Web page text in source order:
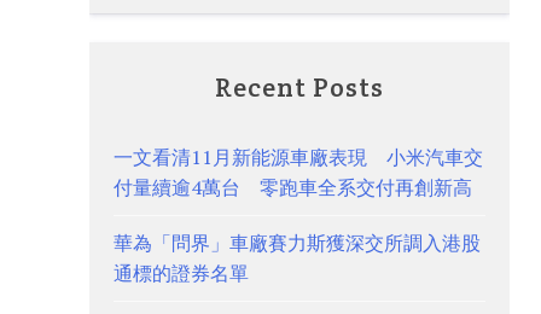
Recent Posts
一文看清11月新能源車廠表現 小米汽車交
付量續逾4萬台 零跑車全系交付再創新高
華為「問界」車廠賽力斯獲深交所調入港股
通標的證券名單